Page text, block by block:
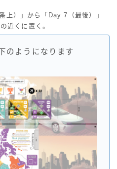
上）」から「Day 7（最後）」
近くに置く。
のようになります